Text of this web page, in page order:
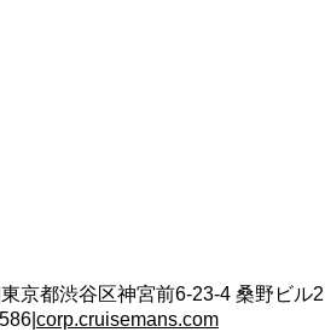
東京都渋谷区神宮前6-23-4 桑野ビル2
corp.cruisemans.com